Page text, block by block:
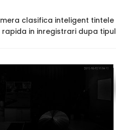
clasifica inteligent
in inregistrari dupa